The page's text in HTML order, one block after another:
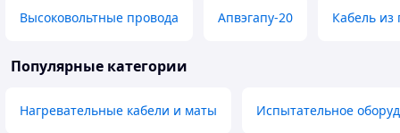
Высоковольтные провода Апвэгапу-20 Кабель из
Популярные категории
Нагревательные кабели и маты Испытательное